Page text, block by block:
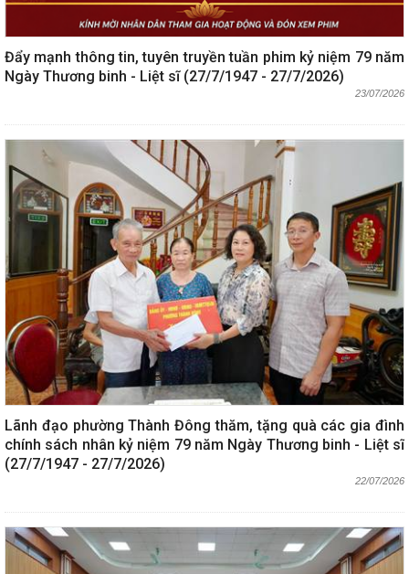
Đẩy mạnh thông tin, tuyên truyền tuần phim kỷ niệm 79 năm
Ngày Thương binh - Liệt sĩ (27/7/1947 - 27/7/2026)
23/07/2026
Lãnh đạo phường Thành Đông thăm, tặng quà các gia đình
chính sách nhân kỷ niệm 79 năm Ngày Thương binh - Liệt sĩ
(27/7/1947 - 27/7/2026)
22/07/2026